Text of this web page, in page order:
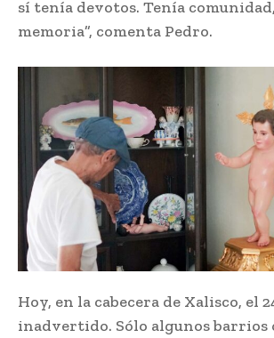
sí tenía devotos. Tenía
memoria”, comenta Pedro.
Hoy, en la cabecera de Xalisco, el
inadvertido. Sólo algunos barrios